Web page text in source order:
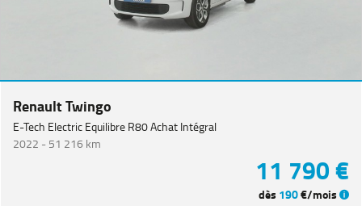
Renault Twingo
E-Tech Electric Equilibre R80 Achat Intégral
2022 -51 216 km
11 790 €
dès 190€/mois